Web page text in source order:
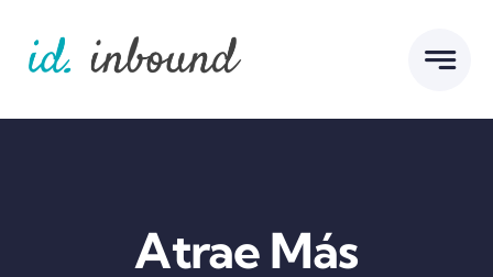
content
Atrae Más